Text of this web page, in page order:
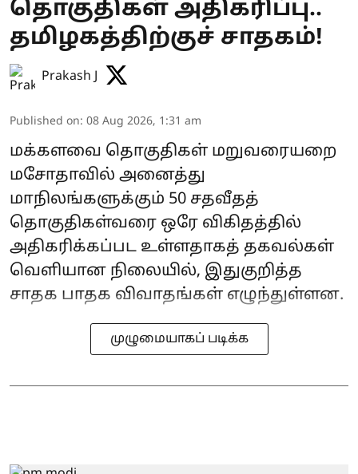
தொகுதிகள் அதிகரிப்பு..
தமிழகத்திற்குச் சாதகம்!
Prakash J
Published on: 08 Aug 2026, 1:31 am
மக்களவை தொகுதிகள் மறுவரையறை
மசோதாவில் அனைத்து
மாநிலங்களுக்கும் 50 சதவீதத்
தொகுதிகள்வரை ஒரே விகிதத்தில்
அதிகரிக்கப்பட உள்ளதாகத் தகவல்கள்
வெளியான நிலையில், இதுகுறித்த
சாதக பாதக விவாதங்கள் எழுந்துள்ளன.
முழுமையாகப் படிக்க